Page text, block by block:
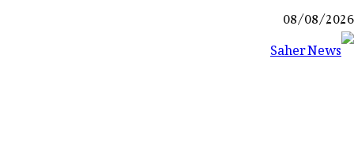
Skip
to
08/08/2026